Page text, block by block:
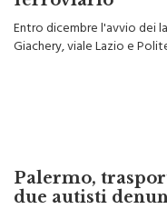
Entro dicembre l'avvio dei
Giachery, viale Lazio e
Palermo,
due autisti